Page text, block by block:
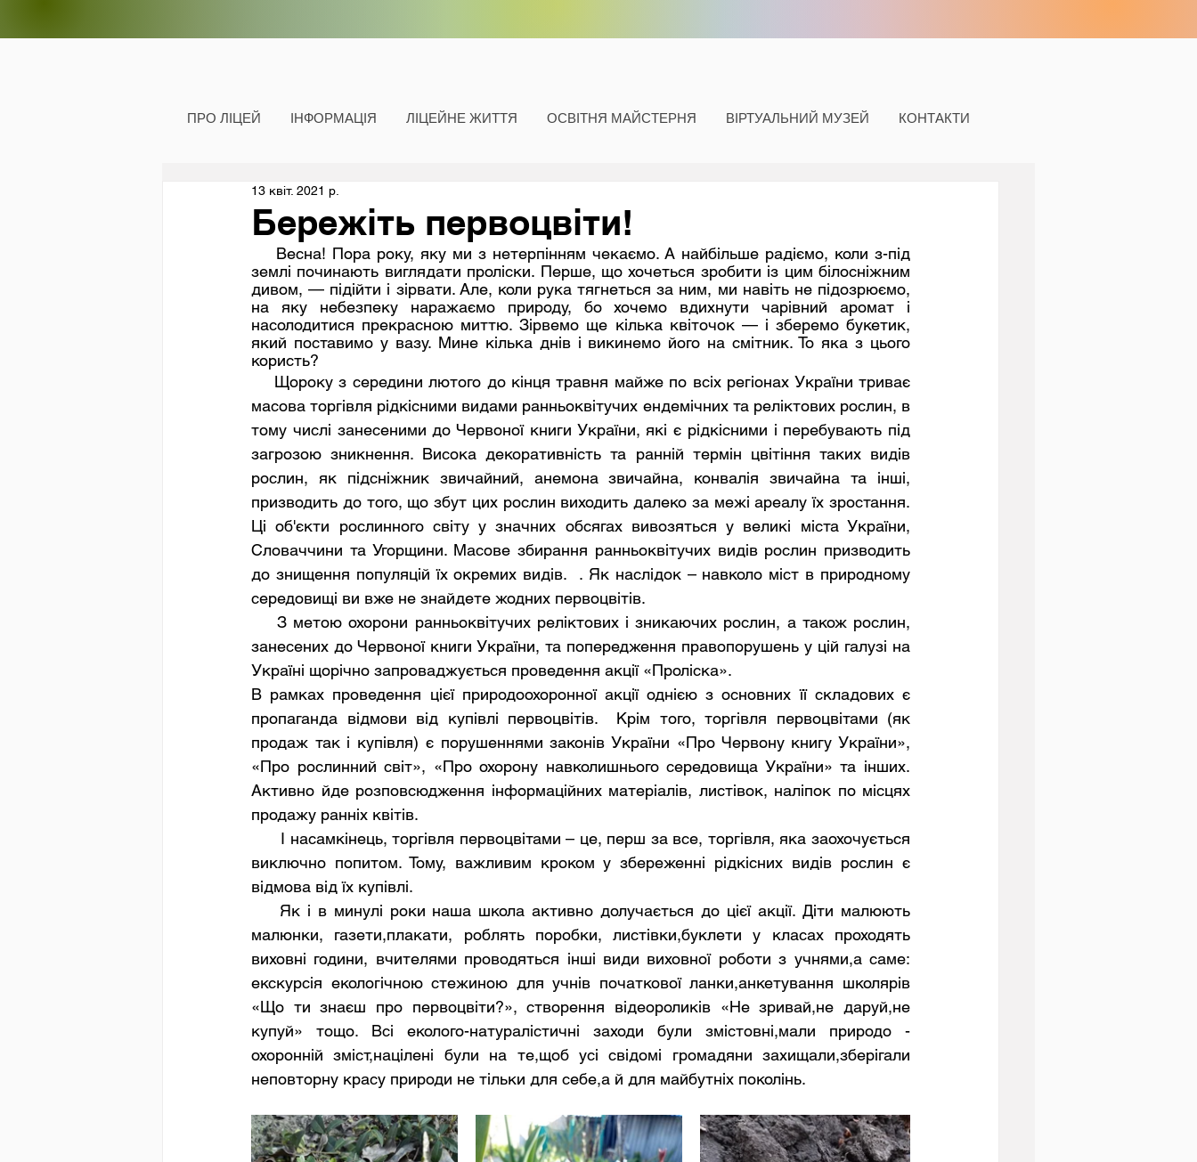
ПРО ЛІЦЕЙ ІНФОРМАЦІЯ ЛІЦЕЙНЕ ЖИТТЯ ОСВІТНЯ МАЙСТЕРНЯ ВІРТУАЛЬНИЙ МУЗЕЙ КОНТАКТИ
Бережіть первоцвіти!
13 квіт. 2021 р.
землі починають виглядати проліски. Перше, що хочеться зробити із цим білосніжним
дивом, — підійти і зірвати. Але, коли рука тягнеться за ним, ми навіть не підозрюємо,
на яку небезпеку наражаємо природу, бо хочемо вдихнути чарівний аромат і
насолодитися прекрасною миттю. Зірвемо ще кілька квіточок — і зберемо букетик,
який поставимо у вазу. Мине кілька днів і викинемо його на смітник. То яка з цього
користь?
масова торгівля рідкісними видами ранньоквітучих ендемічних та реліктових рослин, в
тому числі занесеними до Червоної книги України, які є рідкісними і перебувають під
загрозою зникнення. Висока декоративність та ранній термін цвітіння таких видів
рослин, як підсніжник звичайний, анемона звичайна, конвалія звичайна та інші,
призводить до того, що збут цих рослин виходить далеко за межі ареалу їх зростання.
Ці об'єкти рослинного світу у значних обсягах вивозяться у великі міста України,
Словаччини та Угорщини. Масове збирання ранньоквітучих видів рослин призводить
до знищення популяцій їх окремих видів.  . Як наслідок – навколо міст в природному
середовищі ви вже не знайдете жодних первоцвітів.
занесених до Червоної книги України, та попередження правопорушень у цій галузі на
Україні щорічно запроваджується проведення акції «Проліска».
В рамках проведення цієї природоохоронної акції однією з основних її складових є
пропаганда відмови від купівлі первоцвітів.  Крім того, торгівля первоцвітами (як
продаж так і купівля) є порушеннями законів України «Про Червону книгу України»,
«Про рослинний світ», «Про охорону навколишнього середовища України» та інших.
Активно йде розповсюдження інформаційних матеріалів, листівок, наліпок по місцях
продажу ранніх квітів.
виключно попитом. Тому, важливим кроком у збереженні рідкісних видів рослин є
відмова від їх купівлі.
малюнки, газети,плакати, роблять поробки, листівки,буклети у класах проходять
виховні години, вчителями проводяться інші види виховної роботи з учнями,а саме:
екскурсія екологічною стежиною для учнів початкової ланки,анкетування школярів
«Що ти знаєш про первоцвіти?», створення відеороликів «Не зривай,не даруй,не
купуй» тощо. Всі еколого-натуралістичні заходи були змістовні,мали природо -
охоронній зміст,націлені були на те,щоб усі свідомі громадяни захищали,зберігали
неповторну красу природи не тільки для себе,а й для майбутніх поколінь.